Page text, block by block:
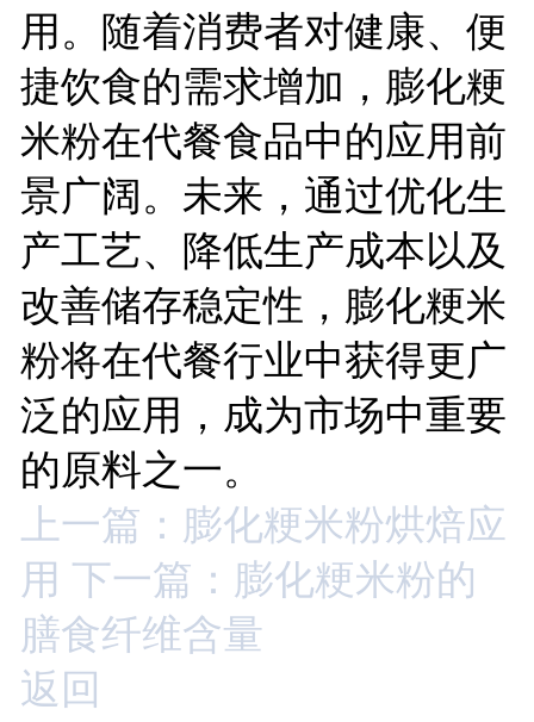
用。随着消费者对健康、便
捷饮食的需求增加，膨化粳
米粉在代餐食品中的应用前
景广阔。未来，通过优化生
产工艺、降低生产成本以及
改善储存稳定性，膨化粳米
粉将在代餐行业中获得更广
泛的应用，成为市场中重要
的原料之一。
上一篇：膨化粳米粉烘焙应
用 下一篇：膨化粳米粉的
膳食纤维含量
返回